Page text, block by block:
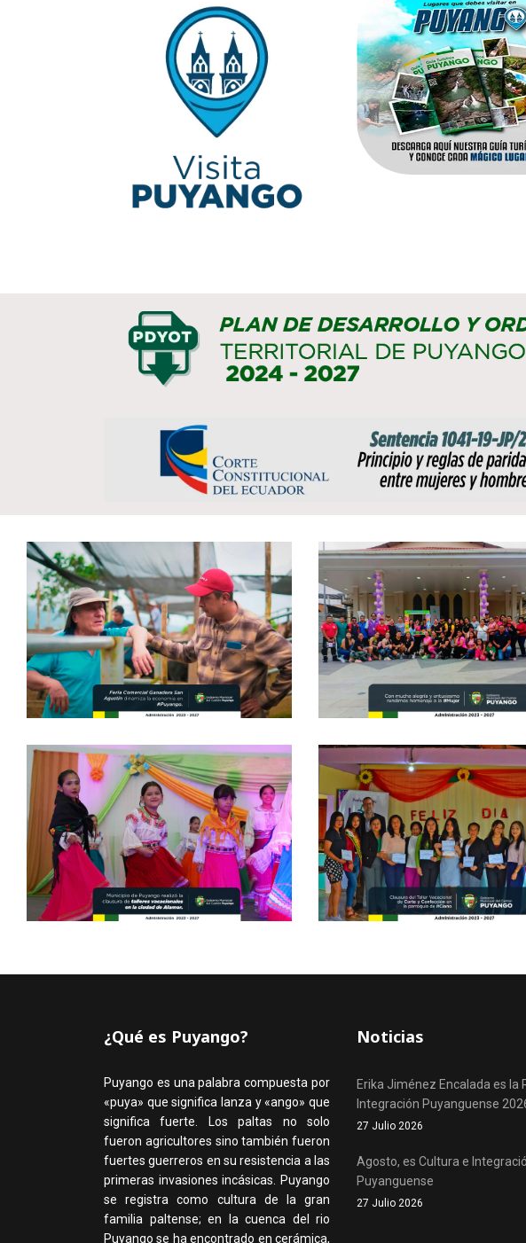
¿Qué es Puyango?
Puyango es una palabra compuesta por
«puya» que significa lanza y «ango» que
significa fuerte. Los paltas no solo
fueron agricultores sino también fueron
fuertes guerreros en su resistencia a las
primeras invasiones incásicas. Puyango
se registra como cultura de la gran
familia paltense; en la cuenca del rio
Puyango se ha encontrado en cerámica,
Noticias
Erika Jiménez Encalada es la
Integración Puyanguense
27 Julio 2026
Agosto, es Cultura e
Puyanguense
27 Julio 2026